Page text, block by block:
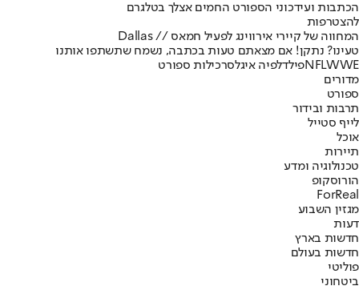
הכתבות ועידכוני הספורט החמים אצלך בטלגרם
להצטרפות
המחווה של קיירי אירווינג לפעיל חמאס // Dallas
טעינו? נתקן! אם מצאתם טעות בכתבה, נשמח שתשתפו אותנו
NFLWWE פילדלפיה איגלסרכילות ספורט
מדורים
ספורט
תרבות ובידור
לייף סטייל
אוכל
תיירות
טכנולוגיה ומדע
הורוסקופ
ForReal
מגזין השבוע
דעות
חדשות בארץ
חדשות בעולם
פוליטי
ביטחוני